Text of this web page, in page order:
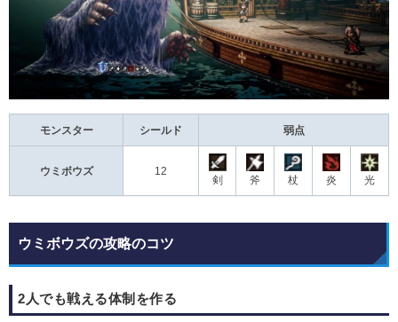
モンスター シールド 弱点
ウミボウズ
12
剣
斧 杖 炎 光
ウミボウズの攻略のコツ
2人でも戦える体制を作る